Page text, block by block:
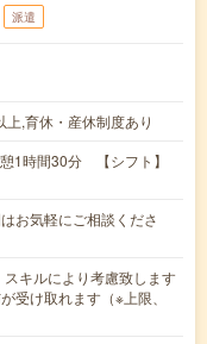
派遣
,育休・産休制度あり
1時間30分 【シフト】
お気軽にご相談くださ
キルにより考慮致します
受け取れます（※上限、